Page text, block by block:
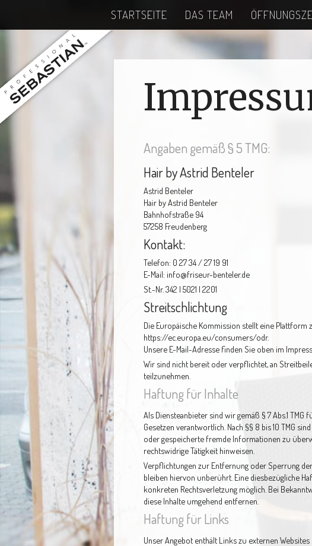
STARTSEITE DAS TEAM
Angaben gemäß § 5 TMG:
Hair by Astrid Benteler
Astrid Benteler
Hair by Astrid Benteler
Bahnhofstraße 94
57258 Freudenberg
Kontakt:
Telefon: 0 27 34 / 27 19 91
E-Mail: info@friseur-benteler.de
St.-Nr. 342 | 5021 | 2201
Streitschlichtung
Die Europäische Kommission stellt eine Plattform
https://ec.europa.eu/consumers/odr.
Unsere E-Mail-Adresse finden Sie oben im
Wir sind nicht bereit oder verpflichtet, an
teilzunehmen.
Haftung für Inhalte
Als Diensteanbieter sind wir gemäß § 7 Abs.1
Gesetzen verantwortlich. Nach §§ 8 bis 10 TMG
oder gespeicherte fremde Informationen zu
rechtswidrige Tätigkeit hinweisen.
Verpflichtungen zur Entfernung oder Sperrung
bleiben hiervon unberührt. Eine diesbezügliche
konkreten Rechtsverletzung möglich. Bei
diese Inhalte umgehend entfernen.
Haftung für Links
Unser Angebot enthält Links zu externen